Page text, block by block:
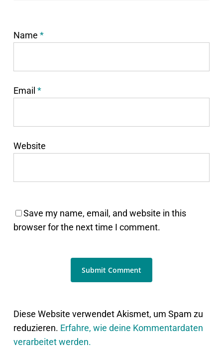
Name *
Email *
Website
Save my name, email, and website in this
browser for the next time I comment.
Diese Website verwendet Akismet, um Spam zu
reduzieren. Erfahre, wie deine Kommentardaten
verarbeitet werden.